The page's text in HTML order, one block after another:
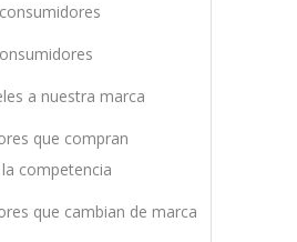
a nuestra marca
que compran
competencia
que cambian de marca